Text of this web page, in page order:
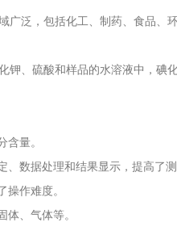
广泛，包括化工、制药、食品、
硫酸和样品的水溶液中，碘
量。
数据处理和结果显示，提高了测
作难度。
、气体等。